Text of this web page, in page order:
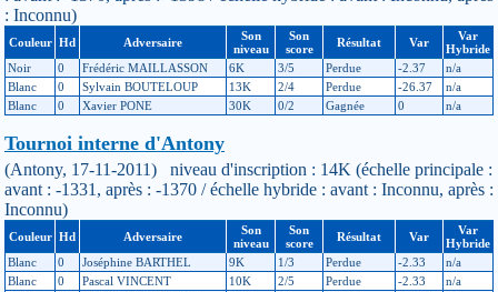
: Inconnu)
Couleur Hd Adversaire
Son
niveau
Son
score
Résultat Var
Var
Hybride
Noir
0 Frédéric MAILLASSON 6K 3/5 Perdue -2.37
n/a
Blanc
0 Sylvain BOUTELOUP 13K 2/4 Perdue -26.37
n/a
Blanc
0 Xavier PONE 30K 0/2 Gagnée 0 n/a
Tournoi interne d'Antony
(Antony, 17-11-2011) niveau d'inscription : 14K (échelle principale :
avant : -1331, après : -1370 / échelle hybride : avant : Inconnu, après :
Inconnu)
Couleur Hd Adversaire
Son
niveau
Son
score
Résultat Var
Var
Hybride
Blanc
0 Joséphine BARTHEL 9K 1/3 Perdue -2.33
n/a
Blanc
0 Pascal VINCENT 10K 2/5 Perdue -2.33
n/a